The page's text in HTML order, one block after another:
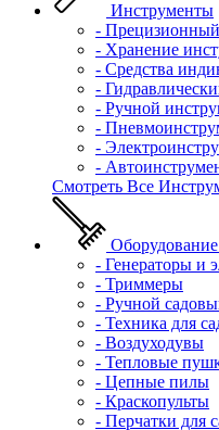
Инструменты
-
- Хранение
- Средства
-
- Ручной
-
-
-
Смотреть Все
Оборудование
- Генераторы и
- Триммеры
- Ручной
- Техника для
- Воздуходувы
- Тепловые
- Цепные пилы
- Краскопульты
- Перчатки для